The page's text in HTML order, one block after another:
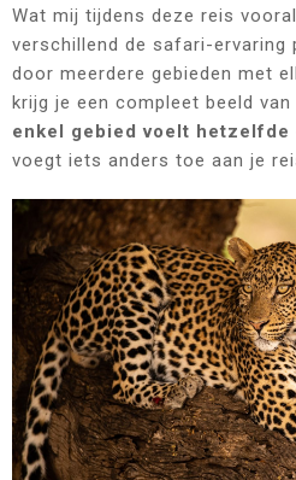
Wat mij tijdens deze reis
verschillend de safari-ervaring
door meerdere gebieden met
krijg je een compleet beeld van
enkel gebied voelt hetzelfde
voegt iets anders toe aan je